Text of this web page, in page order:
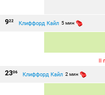
922 Клиффорд Кайл 5 мин
II
2306 Клиффорд Кайл 2 мин